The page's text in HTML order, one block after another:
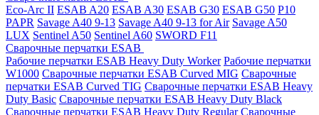
Eco-Arc II ESAB A20 ESAB A30 ESAB G30 ESAB G50 P10
PAPR Savage A40 9-13 Savage A40 9-13 for Air Savage A50
LUX Sentinel A50 Sentinel A60 SWORD F11
Сварочные перчатки ESAB
Рабочие перчатки ESAB Heavy Duty Worker Рабочие перчатки
W1000 Сварочные перчатки ESAB Curved MIG Сварочные
перчатки ESAB Curved TIG Сварочные перчатки ESAB Heavy
Duty Basic Сварочные перчатки ESAB Heavy Duty Black
Сварочные перчатки ESAB Heavy Duty Regular Сварочные